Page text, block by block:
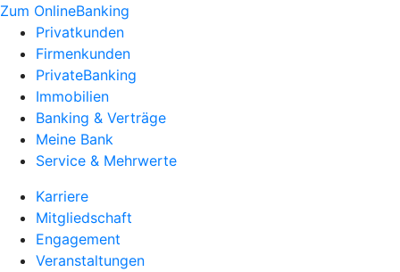
Zum OnlineBanking
Privatkunden
Firmenkunden
PrivateBanking
Immobilien
Banking & Verträge
Meine Bank
Service & Mehrwerte
Karriere
Mitgliedschaft
Engagement
Veranstaltungen